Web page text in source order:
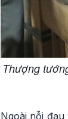
Thượng
Ngoài nỗi